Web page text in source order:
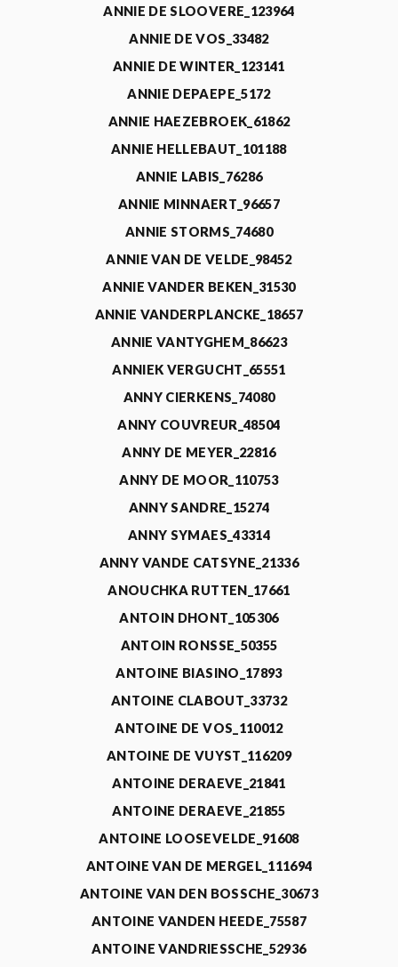
ANNIE DE SLOOVERE_123964
ANNIE DE VOS_33482
ANNIE DE WINTER_123141
ANNIE DEPAEPE_5172
ANNIE HAEZEBROEK_61862
ANNIE HELLEBAUT_101188
ANNIE LABIS_76286
ANNIE MINNAERT_96657
ANNIE STORMS_74680
ANNIE VAN DE VELDE_98452
ANNIE VANDER BEKEN_31530
ANNIE VANDERPLANCKE_18657
ANNIE VANTYGHEM_86623
ANNIEK VERGUCHT_65551
ANNY CIERKENS_74080
ANNY COUVREUR_48504
ANNY DE MEYER_22816
ANNY DE MOOR_110753
ANNY SANDRE_15274
ANNY SYMAES_43314
ANNY VANDE CATSYNE_21336
ANOUCHKA RUTTEN_17661
ANTOIN DHONT_105306
ANTOIN RONSSE_50355
ANTOINE BIASINO_17893
ANTOINE CLABOUT_33732
ANTOINE DE VOS_110012
ANTOINE DE VUYST_116209
ANTOINE DERAEVE_21841
ANTOINE DERAEVE_21855
ANTOINE LOOSEVELDE_91608
ANTOINE VAN DE MERGEL_111694
ANTOINE VAN DEN BOSSCHE_30673
ANTOINE VANDEN HEEDE_75587
ANTOINE VANDRIESSCHE_52936